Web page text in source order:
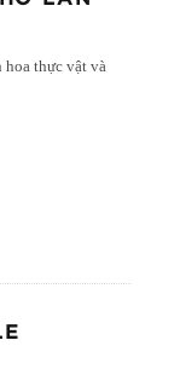
hoa thực vật và